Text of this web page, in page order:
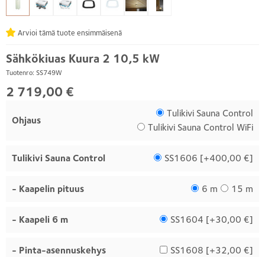
Sähkökiuas Kuura 2 10,5 kW
Tuotenro: SS749W
Arvioi tämä tuote ensimmäisenä
2 719,00 €
Ohjaus
Tulikivi Sauna Control
Tulikivi Sauna Control WiFi
Tulikivi Sauna Control SS1606 [+400,00 €]
- Kaapelin pituus 6 m 15 m
- Kaapeli 6 m SS1604 [+30,00 €]
- Pinta-asennuskehys SS1608 [+32,00 €]